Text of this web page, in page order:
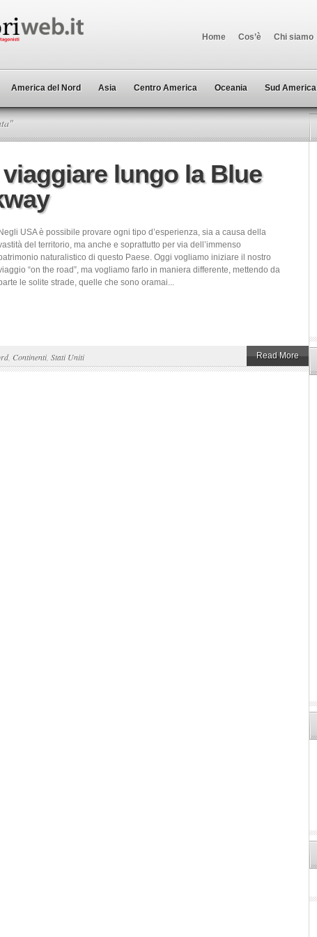
Home Cos’è Chi siamo
America del Nord Asia Centro America Oceania Sud America
lungo la Blue
Negli USA è possibile provare ogni tipo d’esperienza, sia a causa della
del territorio, ma anche e soprattutto per via dell’immenso
naturalistico di questo Paese. Oggi vogliamo iniziare il nostro
“on the road”, ma vogliamo farlo in maniera differente, mettendo da
le solite strade, quelle che sono oramai...
, Continenti, Stati Uniti Read More